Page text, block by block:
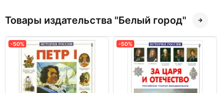
Товары издательства "Белый город"
-50% -50%